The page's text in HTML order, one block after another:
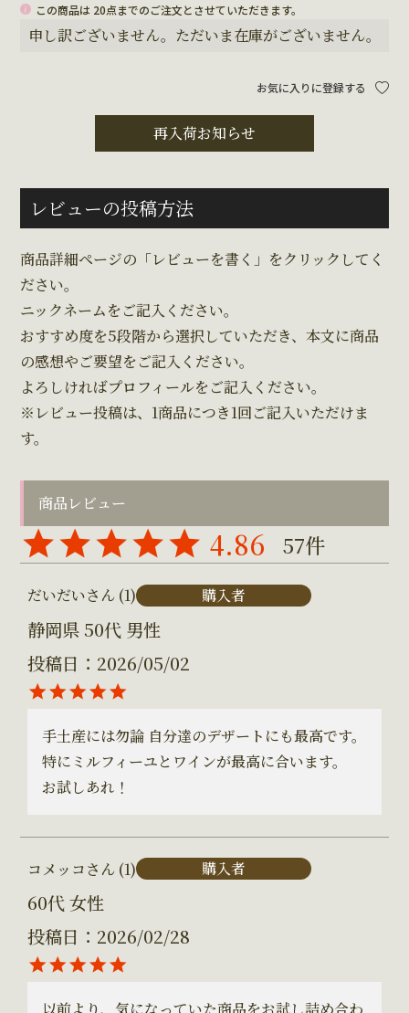
この商品は 20点までのご注文とさせていただきます。
申し訳ございません。ただいま在庫がございません。
お気に入りに登録する
再入荷お知らせ
レビューの投稿方法
商品詳細ページの「レビューを書く」をクリックしてく
ださい。
ニックネームをご記入ください。
おすすめ度を5段階から選択していただき、本文に商品
の感想やご要望をご記入ください。
よろしければプロフィールをご記入ください。
※レビュー投稿は、1商品につき1回ご記入いただけま
す。
商品レビュー
4.86 57
だいだい 1 購入者
静岡県50代 男性
投稿日
2026/05/02
手土産には勿論 自分達のデザートにも最高です。
特にミルフィーユとワインが最高に合います。
お試しあれ！
コメッコ 1 購入者
60代女性
投稿日
2026/02/28